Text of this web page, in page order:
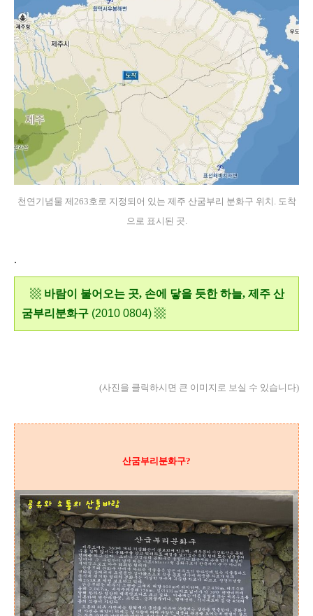
천연기념물 제263호로 지정되어 있는 제주 산굼부리 분화구 위치. 도착
으로 표시된 곳.
.
▩ 바람이 불어오는 곳, 손에 닿을 듯한 하늘, 제주 산
굼부리분화구 (2010 0804) ▩
(사진을 클릭하시면 큰 이미지로 보실 수 있습니다)
산굼부리분화구?